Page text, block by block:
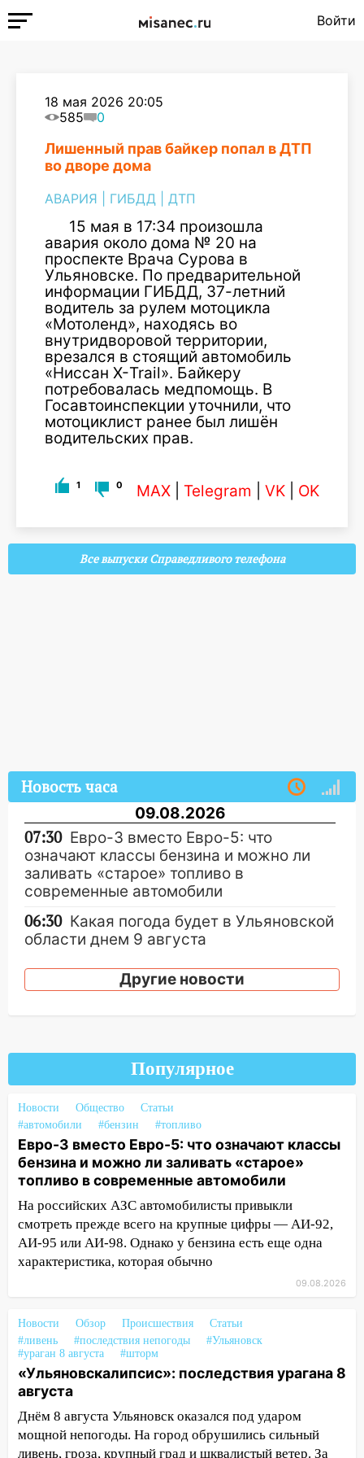
Войти
18 мая 2026 20:05
585
0
Лишенный прав байкер попал в ДТП
во дворе дома
АВАРИЯ ГИБДД ДТП
15 мая в 17:34 произошла
авария около дома № 20 на
проспекте Врача Сурова в
Ульяновске. По предварительной
информации ГИБДД, 37-летний
водитель за рулем мотоцикла
«Мотоленд», находясь во
внутридворовой территории,
врезался в стоящий автомобиль
«Ниссан Х-Trail». Байкеру
потребовалась медпомощь. В
Госавтоинспекции уточнили, что
мотоциклист ранее был лишён
водительских прав.
1 0 MAX Telegram VK OK
Все выпуски Справедливого телефона
Новость часа
09.08.2026
07:30 Евро-3 вместо Евро-5: что
означают классы бензина и можно ли
заливать «старое» топливо в
современные автомобили
06:30 Какая погода будет в Ульяновской
области днем 9 августа
05:05 День, когда всё может
измениться: гороскоп на 9 августа —
08.08.2026
Во время урагана в Ульяновске на
Волге перевернулась лодка
19:55 В Ульяновске упавшее дерево
заблокировало в машине двух женщин
17:15 В Ульяновской области
ремонтируют девять мостов: один уже
готов, ещё два — почти завершены
17:00 «Ульяновскалипсис»: последствия
урагана 8 августа
Прогноз погоды в Ульяновской
16:34
Из-за мощной непогоды в
Ульяновске отменили фестиваль «Наше
время»
16:17 Мелекесский район первым в
Ульяновской области намолотил более
100 тысяч тонн зерна
Другие новости
Популярное
Новости Общество
Статьи
#автомобили
#бензин #топливо
Евро-3 вместо Евро-5: что означают классы
бензина и можно ли заливать «старое»
топливо в современные автомобили
На российских АЗС автомобилисты привыкли
смотреть прежде всего на крупные цифры — АИ-92,
АИ-95 или АИ-98. Однако у бензина есть еще одна
характеристика, которая обычно
09.08.2026
Новости Обзор Происшествия
Статьи
#ливень
#последствия непогоды
#Ульяновск
#ураган 8 августа
#шторм
«Ульяновскалипсис»: последствия урагана 8
августа
Днём 8 августа Ульяновск оказался под ударом
мощной непогоды. На город обрушились сильный
ливень, гроза, крупный град и шквалистый ветер. За